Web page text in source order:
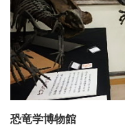
恐竜学博物館